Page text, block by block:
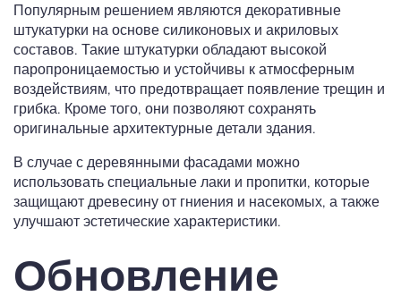
Популярным решением являются декоративные
штукатурки на основе силиконовых и акриловых
составов. Такие штукатурки обладают высокой
паропроницаемостью и устойчивы к атмосферным
воздействиям, что предотвращает появление трещин и
грибка. Кроме того, они позволяют сохранять
оригинальные архитектурные детали здания.
В случае с деревянными фасадами можно
использовать специальные лаки и пропитки, которые
защищают древесину от гниения и насекомых, а также
улучшают эстетические характеристики.
Обновление